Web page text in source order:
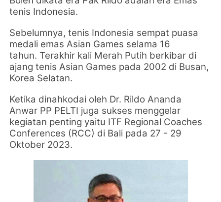
tenis Indonesia.
Sebelumnya, tenis Indonesia sempat puasa
medali emas Asian Games selama 16
tahun. Terakhir kali Merah Putih berkibar di
ajang tenis Asian Games pada 2002 di Busan,
Korea Selatan.
Ketika dinahkodai oleh Dr. Rildo Ananda
Anwar PP PELTI juga sukses menggelar
kegiatan penting yaitu ITF Regional Coaches
Conferences (RCC) di Bali pada 27 - 29
Oktober 2023.